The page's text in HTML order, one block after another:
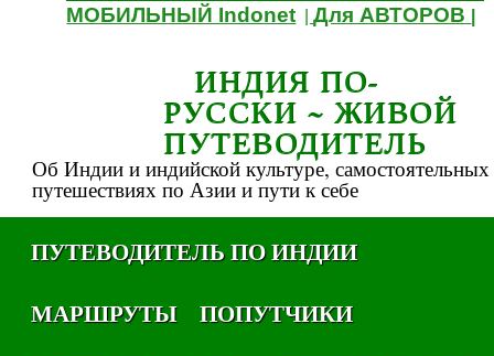
МОБИЛЬНЫЙ Indonet |Для АВТОРОВ
ИНДИЯ ПО-
РУССКИ ~ ЖИВОЙ
ПУТЕВОДИТЕЛЬ
Об Индии и индийской культуре, самостоятельных
путешествиях по Азии и пути к себе
ПУТЕВОДИТЕЛЬ ПО ИНДИИ
МАРШРУТЫ
ПОПУТЧИКИ